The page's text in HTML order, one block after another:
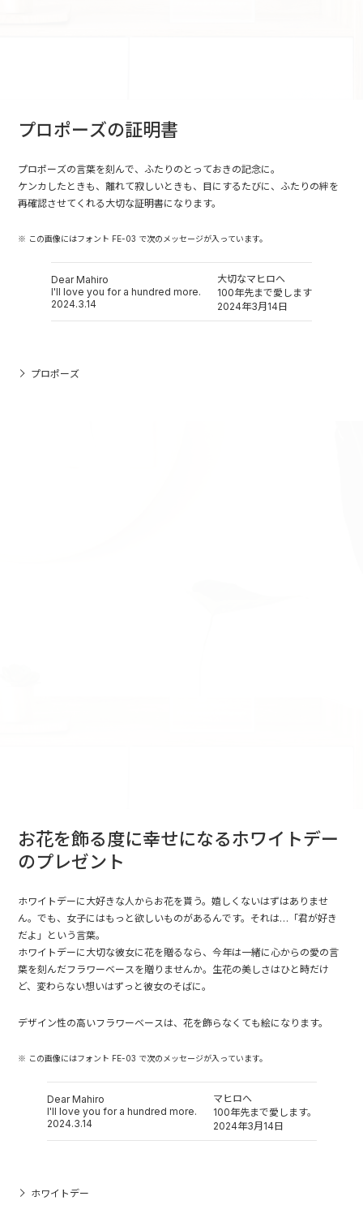
プロポーズの証明書
プロポーズの言葉を刻んで、ふたりのとっておきの記念に。
ケンカしたときも、離れて寂しいときも、目にするたびに、ふたりの絆を
再確認させてくれる大切な証明書になります。
※ この画像にはフォント FE-03 で次のメッセージが入っています。
Dear Mahiro
I'll love you for a hundred more.
2024.3.14
大切なマヒロへ
100年先まで愛します
2024年3月14日
プロポーズ
お花を飾る度に幸せになるホワイトデー
のプレゼント
ホワイトデーに大好きな人からお花を貰う。嬉しくないはずはありませ
ん。でも、女子にはもっと欲しいものがあるんです。それは…「君が好き
だよ」という言葉。
ホワイトデーに大切な彼女に花を贈るなら、今年は一緒に心からの愛の言
葉を刻んだフラワーベースを贈りませんか。生花の美しさはひと時だけ
ど、変わらない想いはずっと彼女のそばに。
デザイン性の高いフラワーベースは、花を飾らなくても絵になります。
※ この画像にはフォント FE-03 で次のメッセージが入っています。
Dear Mahiro
I'll love you for a hundred more.
2024.3.14
マヒロへ
100年先まで愛します。
2024年3月14日
ホワイトデー